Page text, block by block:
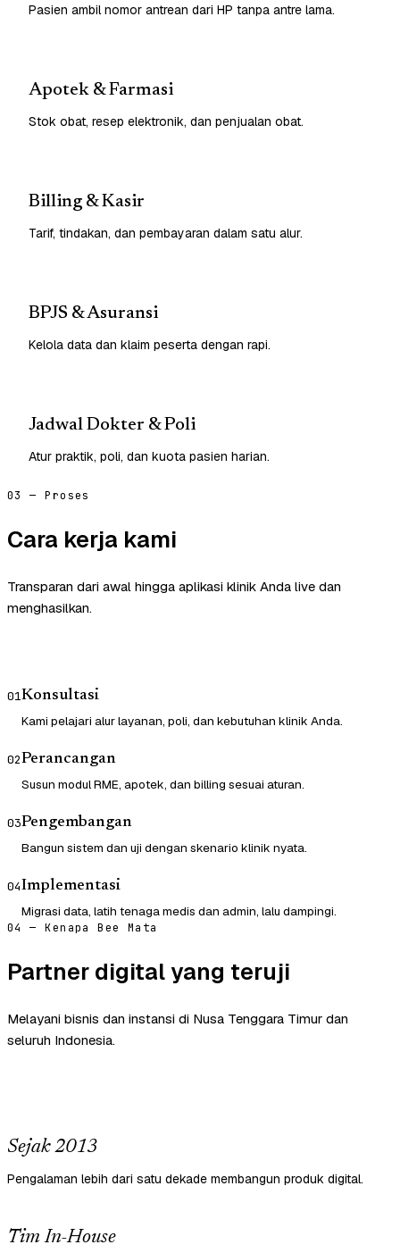
Pasien ambil nomor antrean dari HP tanpa antre lama.
Apotek & Farmasi
Stok obat, resep elektronik, dan penjualan obat.
Billing & Kasir
Tarif, tindakan, dan pembayaran dalam satu alur.
BPJS & Asuransi
Kelola data dan klaim peserta dengan rapi.
Jadwal Dokter & Poli
Atur praktik, poli, dan kuota pasien harian.
03 — Proses
Cara kerja kami
Transparan dari awal hingga aplikasi klinik Anda live dan
menghasilkan.
01Konsultasi
Kami pelajari alur layanan, poli, dan kebutuhan klinik Anda.
02Perancangan
Susun modul RME, apotek, dan billing sesuai aturan.
03Pengembangan
Bangun sistem dan uji dengan skenario klinik nyata.
04Implementasi
Migrasi data, latih tenaga medis dan admin, lalu dampingi.
04 — Kenapa Bee Mata
Partner digital yang teruji
Melayani bisnis dan instansi di Nusa Tenggara Timur dan
seluruh Indonesia.
Sejak 2013
Pengalaman lebih dari satu dekade membangun produk digital.
Tim In-House